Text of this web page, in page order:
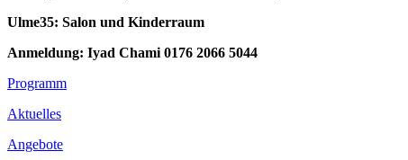
Ulme35: Salon und Kinderraum
Anmeldung: Iyad Chami 0176 2066 5044
Footer
Inhalt
Programm
Aktuelles
Angebote